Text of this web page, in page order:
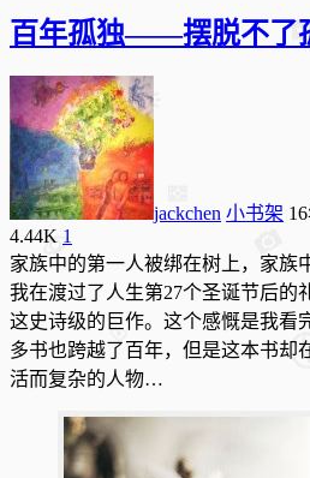
百年孤独——摆脱不了
jackchen 小书架
4.44K 1
家族中的第一人被绑在树上，家族
我在渡过了人生第27个圣诞节后的
这史诗级的巨作。这个感慨是我看
多书也跨越了百年，但是这本书却
活而复杂的人物…